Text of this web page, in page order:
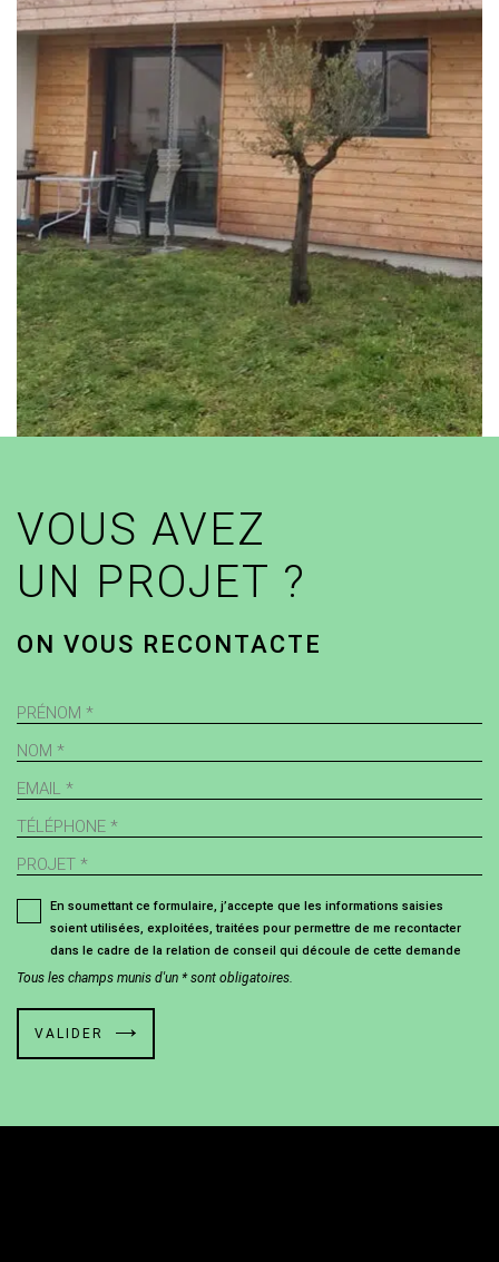
VOUS AVEZ
UN PROJET ?
ON VOUS RECONTACTE
En soumettant ce formulaire, j’accepte que les informations saisies
soient utilisées, exploitées, traitées pour permettre de me recontacter
dans le cadre de la relation de conseil qui découle de cette demande
Tous les champs munis d'un * sont obligatoires.
VALIDER